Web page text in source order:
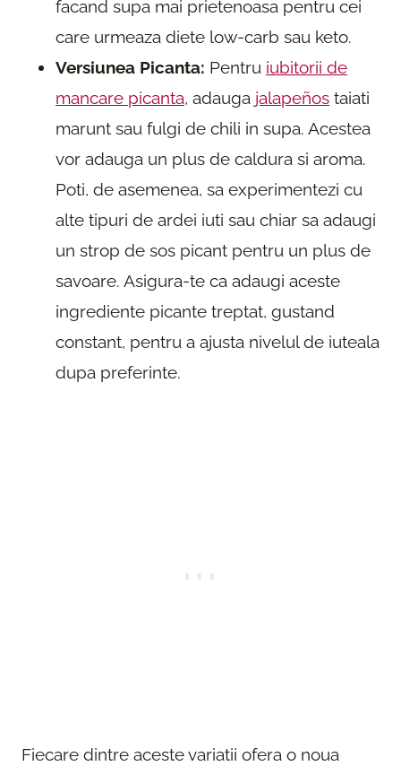
facand supa mai prietenoasa pentru cei
care urmeaza diete low-carb sau keto.
Versiunea Picanta: Pentru iubitorii de
mancare picanta, adauga jalapeños taiati
marunt sau fulgi de chili in supa. Acestea
vor adauga un plus de caldura si aroma.
Poti, de asemenea, sa experimentezi cu
alte tipuri de ardei iuti sau chiar sa adaugi
un strop de sos picant pentru un plus de
savoare. Asigura-te ca adaugi aceste
ingrediente picante treptat, gustand
constant, pentru a ajusta nivelul de iuteala
dupa preferinte.
Fiecare dintre aceste variatii ofera o noua